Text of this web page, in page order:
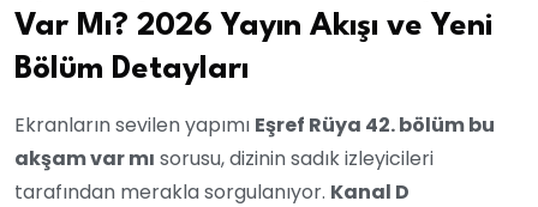
Var Mı? 2026 Yayın Akışı ve Yeni
Bölüm Detayları
Ekranların sevilen yapımı Eşref Rüya 42. bölüm bu
akşam var mı sorusu, dizinin sadık izleyicileri
tarafından merakla sorgulanıyor. Kanal D